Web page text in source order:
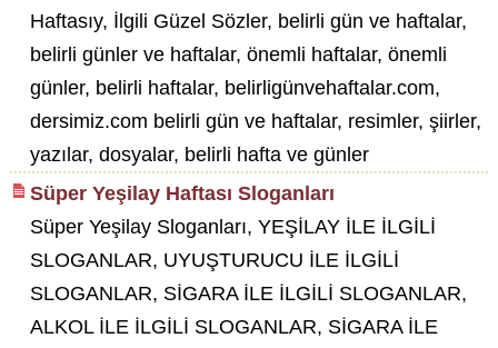
Haftasıy, İlgili Güzel Sözler, belirli gün ve haftalar,
belirli günler ve haftalar, önemli haftalar, önemli
günler, belirli haftalar, belirligünvehaftalar.com,
dersimiz.com belirli gün ve haftalar, resimler, şiirler,
yazılar, dosyalar, belirli hafta ve günler
Süper Yeşilay Haftası Sloganları
Süper Yeşilay Sloganları, YEŞİLAY İLE İLGİLİ
SLOGANLAR, UYUŞTURUCU İLE İLGİLİ
SLOGANLAR, SİGARA İLE İLGİLİ SLOGANLAR,
ALKOL İLE İLGİLİ SLOGANLAR, SİGARA İLE